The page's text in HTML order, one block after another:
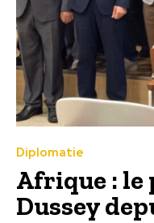
Diplomatie
Afrique : le
Dussey